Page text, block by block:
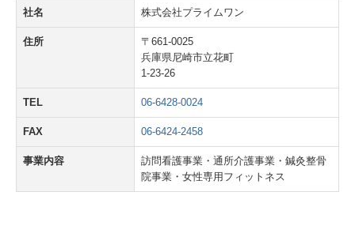
社名 株式会社プライムワン
住所
〒661-0025
兵庫県尼崎市立花町
1-23-26
TEL 06-6428-0024
FAX 06-6424-2458
事業内容
訪問看護事業・通所介護事業・鍼灸整骨
院事業・女性専用フィットネス